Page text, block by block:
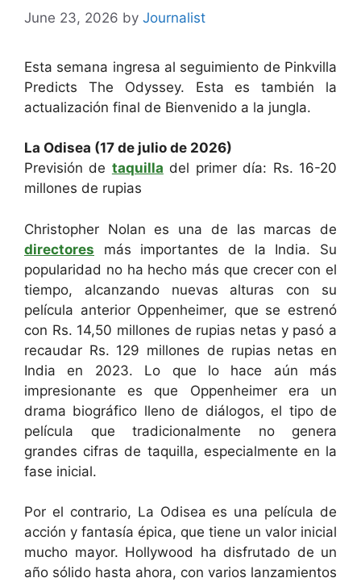
June 23, 2026 by Journalist
Esta semana ingresa al seguimiento de Pinkvilla
Predicts The Odyssey. Esta es también la
actualización final de Bienvenido a la jungla.
La Odisea (17 de julio de 2026)
Previsión de taquilla del primer día: Rs. 16-20
millones de rupias
Christopher Nolan es una de las marcas de
directores más importantes de la India. Su
popularidad no ha hecho más que crecer con el
tiempo, alcanzando nuevas alturas con su
película anterior Oppenheimer, que se estrenó
con Rs. 14,50 millones de rupias netas y pasó a
recaudar Rs. 129 millones de rupias netas en
India en 2023. Lo que lo hace aún más
impresionante es que Oppenheimer era un
drama biográfico lleno de diálogos, el tipo de
película que tradicionalmente no genera
grandes cifras de taquilla, especialmente en la
fase inicial.
Por el contrario, La Odisea es una película de
acción y fantasía épica, que tiene un valor inicial
mucho mayor. Hollywood ha disfrutado de un
año sólido hasta ahora, con varios lanzamientos